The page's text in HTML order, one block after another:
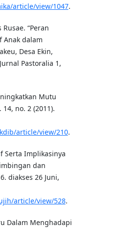
article/view/1047.
“Peran
Anak dalam
Desa Ekin,
Pastoralia 1,
Mutu
14, no. 2 (2011).
article/view/210.
Serta Implikasinya
dan
diakses 26 Juni,
article/view/528.
Dalam Menghadapi